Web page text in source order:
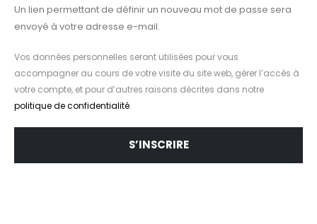
Un lien permettant de définir un nouveau mot de passe sera
envoyé à votre adresse e-mail.
Vos données personnelles seront utilisées pour vous
accompagner au cours de votre visite du site web, gérer l’accès à
votre compte, et pour d’autres raisons décrites dans notre
politique de confidentialité.
S’INSCRIRE